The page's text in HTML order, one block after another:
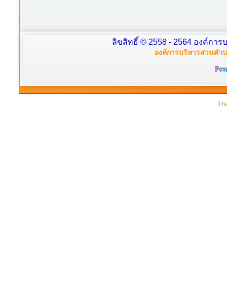
ลิขสิทธิ์ © 2558 - 2564 องค์กา
องค์การบริหารส่วนตำ